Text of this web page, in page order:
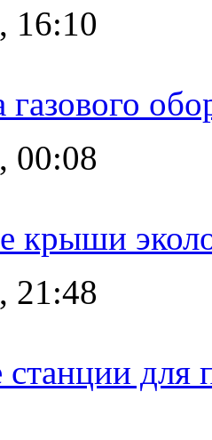
16:10
газового
00:08
крыши
21:48
для